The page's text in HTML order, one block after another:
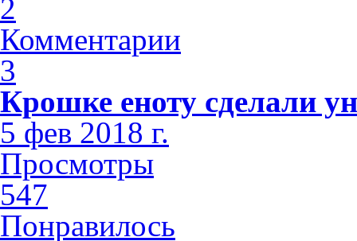
2
Комментарии
3
Крошке еноту сделали
5 фев 2018 г.
Просмотры
547
Понравилось